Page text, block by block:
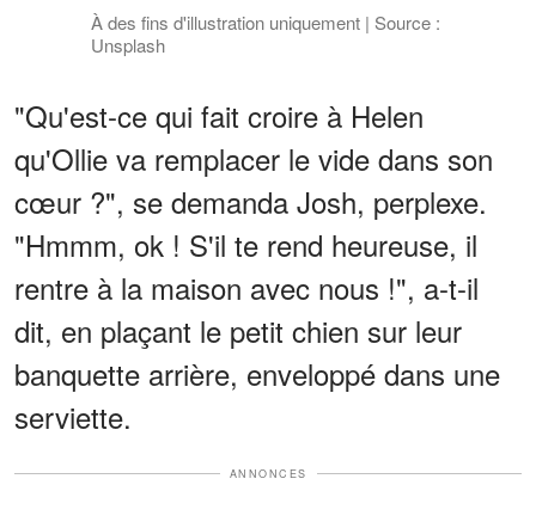
À des fins d'illustration uniquement | Source :
Unsplash
"Qu'est-ce qui fait croire à Helen
qu'Ollie va remplacer le vide dans son
cœur ?", se demanda Josh, perplexe.
"Hmmm, ok ! S'il te rend heureuse, il
rentre à la maison avec nous !", a-t-il
dit, en plaçant le petit chien sur leur
banquette arrière, enveloppé dans une
serviette.
ANNONCES